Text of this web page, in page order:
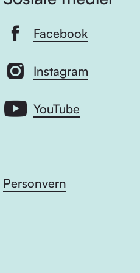
Facebook
Instagram
YouTube
Personvern